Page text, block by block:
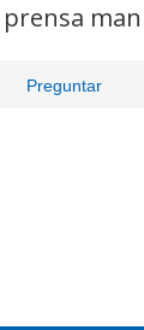
prensa
estéril
Preguntar